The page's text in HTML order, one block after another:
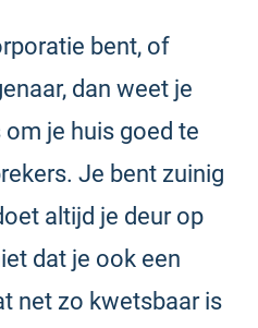
bent, of
dan weet je
je huis goed te
Je bent zuinig
altijd je deur op
dat je ook een
net zo kwetsbaar is